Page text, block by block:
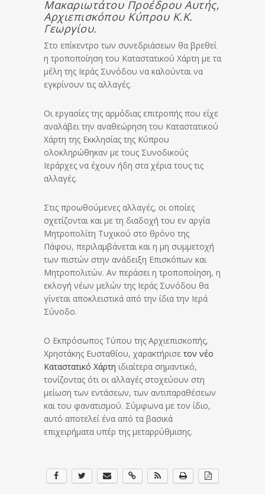
Μακαριωτάτου Προέδρου Αυτής,
Αρχιεπισκόπου Κύπρου Κ.κ.
Γεωργίου.
Στο επίκεντρο των συνεδριάσεων θα βρεθεί
η τροποποίηση του Καταστατικού Χάρτη με τα
μέλη της Ιεράς Συνόδου να καλούνται να
εγκρίνουν τις αλλαγές.
Οι εργασίες της αρμόδιας επιτροπής που είχε
αναλάβει την αναθεώρηση του Καταστατικού
Χάρτη της Εκκλησίας της Κύπρου
ολοκληρώθηκαν με τους Συνοδικούς
Ιεράρχες να έχουν ήδη στα χέρια τους τις
αλλαγές.
Στις προωθούμενες αλλαγές, οι οποίες
σχετίζονται και με τη διαδοχή του εν αργία
Μητροπολίτη Τυχικού στο θρόνο της
Πάφου, περιλαμβάνεται και η μη συμμετοχή
των πιστών στην ανάδειξη Επισκόπων και
Μητροπολιτών. Αν περάσει η τροποποίηση, η
εκλογή νέων μελών της Ιεράς Συνόδου θα
γίνεται αποκλειστικά από την ίδια την Ιερά
Σύνοδο.
Ο Εκπρόσωπος Τύπου της Αρχιεπισκοπής,
Χρηστάκης Ευσταθίου, χαρακτήρισε τον νέο
Καταστατικό Χάρτη ιδιαίτερα σημαντικό,
τονίζοντας ότι οι αλλαγές στοχεύουν στη
μείωση των εντάσεων, των αντιπαραθέσεων
και του φανατισμού. Σύμφωνα με τον ίδιο,
αυτό αποτελεί ένα από τα βασικά
επιχειρήματα υπέρ της μεταρρύθμισης.